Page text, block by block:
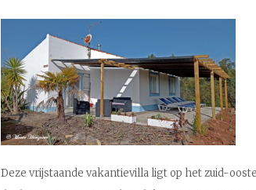
Deze vrijstaande vakantievilla ligt op het zuid-